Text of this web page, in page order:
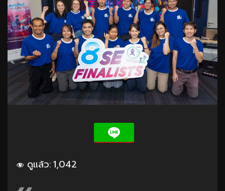
ดูแล้ว:1,042